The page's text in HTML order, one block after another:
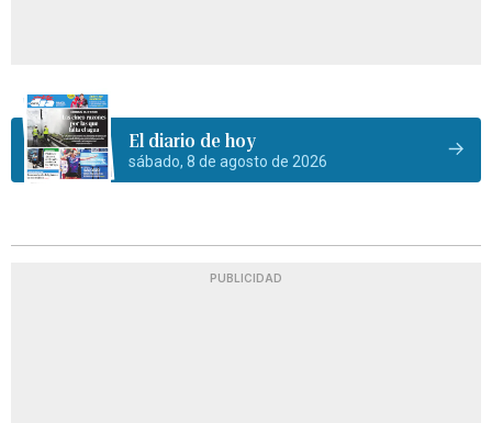
El diario de hoy
sábado, 8 de agosto de 2026
PUBLICIDAD